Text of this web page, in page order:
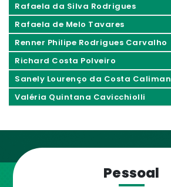
Rafaela da Silva Rodrigues
Rafaela de Melo Tavares
Renner Philipe Rodrigues Carvalho
Richard Costa Polveiro
Sanely Lourenço da Costa Caliman
Valéria Quintana Cavicchiolli
Pessoal